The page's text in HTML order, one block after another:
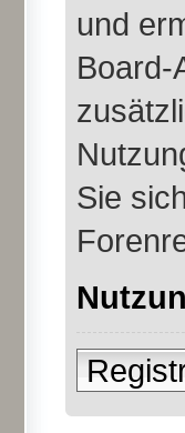
und
Board-
Sie